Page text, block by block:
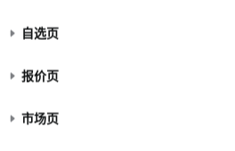
自选页
报价页
市场页